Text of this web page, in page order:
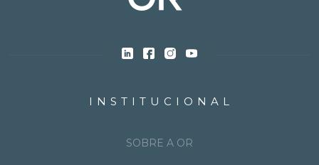
INSTITUCIONAL
SOBRE A OR